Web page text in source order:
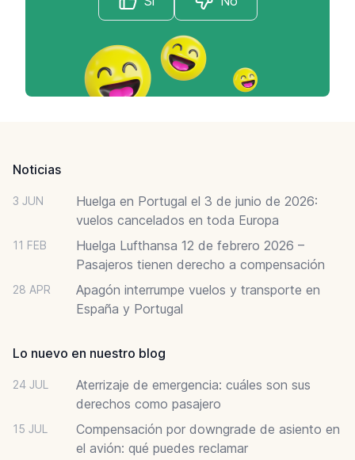
Noticias
3 JUN
Huelga en Portugal el 3 de junio de 2026:
vuelos cancelados en toda Europa
11 FEB
Huelga Lufthansa 12 de febrero 2026 –
Pasajeros tienen derecho a compensación
28 APR
Apagón interrumpe vuelos y transporte en
España y Portugal
Lo nuevo en nuestro blog
24 JUL
Aterrizaje de emergencia: cuáles son sus
derechos como pasajero
15 JUL
Compensación por downgrade de asiento en
el avión: qué puedes reclamar